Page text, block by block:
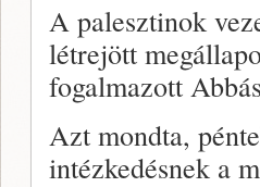
A palesztinok
létrejött
fogalmazott
Azt mondta,
intézkedésnek a